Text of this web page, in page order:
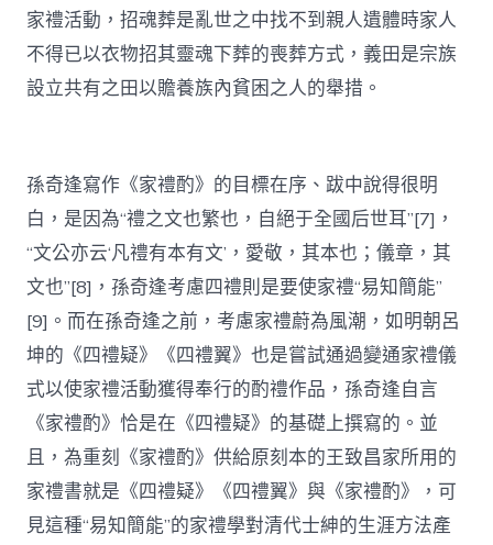
家禮活動，招魂葬是亂世之中找不到親人遺體時家人
不得已以衣物招其靈魂下葬的喪葬方式，義田是宗族
設立共有之田以贍養族內貧困之人的舉措。
孫奇逢寫作《家禮酌》的目標在序、跋中說得很明
白，是因為“禮之文也繁也，自絕于全國后世耳”[7]，
“文公亦云‘凡禮有本有文’，愛敬，其本也；儀章，其
文也”[8]，孫奇逢考慮四禮則是要使家禮“易知簡能”
[9]。而在孫奇逢之前，考慮家禮蔚為風潮，如明朝呂
坤的《四禮疑》《四禮翼》也是嘗試通過變通家禮儀
式以使家禮活動獲得奉行的酌禮作品，孫奇逢自言
《家禮酌》恰是在《四禮疑》的基礎上撰寫的。並
且，為重刻《家禮酌》供給原刻本的王致昌家所用的
家禮書就是《四禮疑》《四禮翼》與《家禮酌》，可
見這種“易知簡能”的家禮學對清代士紳的生涯方法產